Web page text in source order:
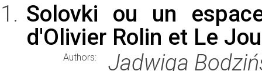
Solovki ou un
d'Olivier Rolin et Le
Authors: Jadwiga